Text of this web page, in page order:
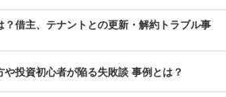
？借主、テナントとの更新・解約トラブル事
投資初心者が陥る失敗談 事例とは？